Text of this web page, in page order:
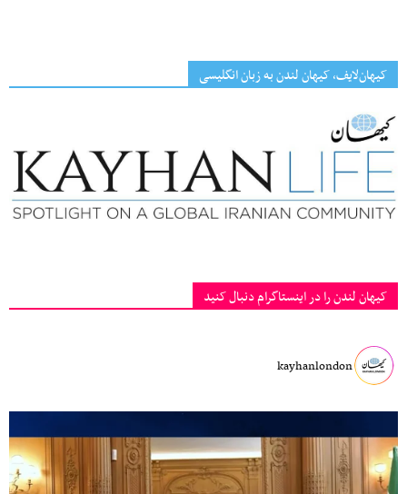
کیهان‌لایف، کیهان لندن به زبان انگلیسی
کیهان لندن را در اینستاگرام دنبال کنید
kayhanlondon